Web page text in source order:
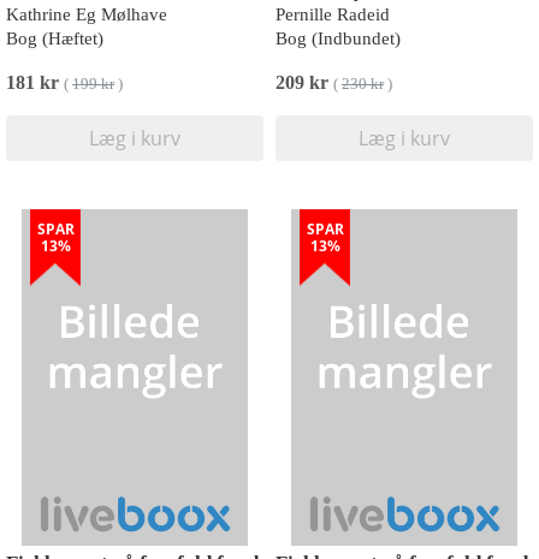
Kathrine Eg Mølhave
Bog (Hæftet)
181 kr ( 199 kr)
Læg i kurv
Pernille Radeid
Bog (Indbundet)
209 kr ( 230 kr)
Læg i kurv
SPAR
13%
SPAR
13%